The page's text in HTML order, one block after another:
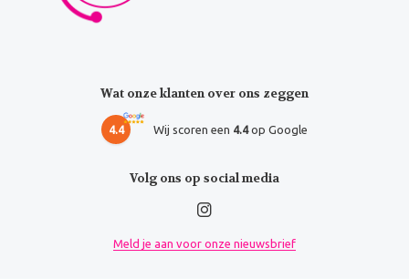
Wat onze klanten over ons zeggen
4.4 Wij scoren een 4.4op Google
Volg ons op social media
Meld je aan voor onze nieuwsbrief